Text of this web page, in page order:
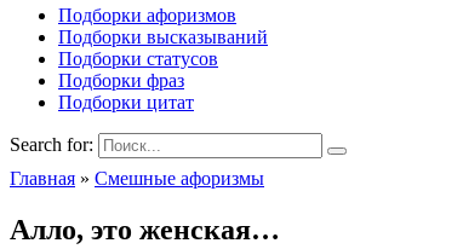
Подборки афоризмов
Подборки высказываний
Подборки статусов
Подборки фраз
Подборки цитат
Search for:
Главная » Смешные афоризмы
Алло, это женская…